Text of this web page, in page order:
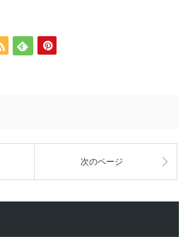
次のページ